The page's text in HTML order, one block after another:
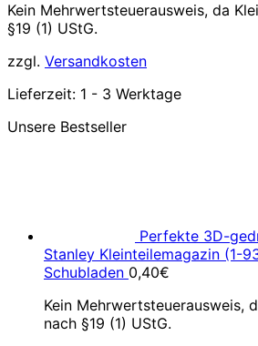
Kein Mehrwertsteuerausweis, da
§19 (1) UStG.
zzgl. Versandkosten
Lieferzeit: 1 - 3 Werktage
Unsere Bestseller
Perfekte 3D-
Stanley Kleinteilemagazin (1-
Schubladen 0,40€
Kein Mehrwertsteuerausweis,
nach §19 (1) UStG.